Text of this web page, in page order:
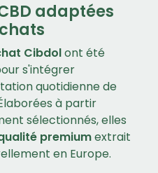
adaptées
Cibdolont été
s'intégrer
quotidienne de
à partir
sélectionnés, elles
premiumextrait
en Europe.